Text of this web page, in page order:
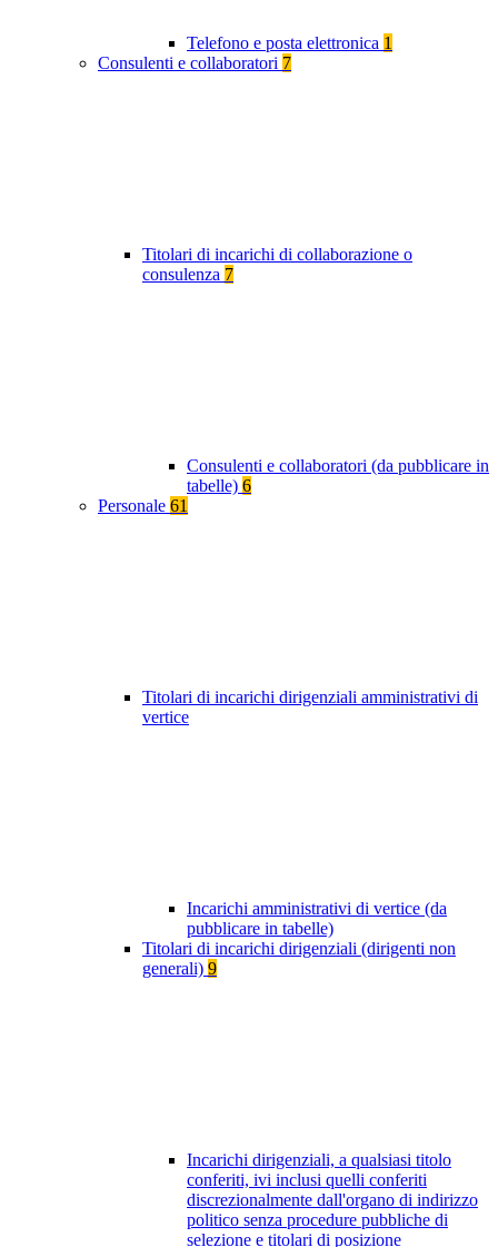
Telefono e posta elettronica 1
Consulenti e collaboratori 7
Titolari di incarichi di collaborazione o
consulenza 7
Consulenti e collaboratori (da pubblicare in
tabelle) 6
Personale 61
Titolari di incarichi dirigenziali amministrativi di
vertice
Incarichi amministrativi di vertice (da
pubblicare in tabelle)
Titolari di incarichi dirigenziali (dirigenti non
generali) 9
Incarichi dirigenziali, a qualsiasi titolo
conferiti, ivi inclusi quelli conferiti
discrezionalmente dall'organo di indirizzo
politico senza procedure pubbliche di
selezione e titolari di posizione